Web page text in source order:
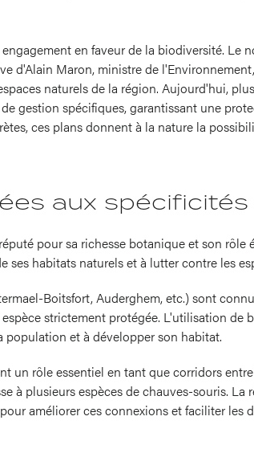
en faveur de la biodiversité. Le
d'Alain Maron, ministre de
naturels de la région. Aujourd'hui,
gestion spécifiques, garantissant une
ces plans donnent à la nature la
aux
pour sa richesse botanique et son
ses habitats naturels et à lutter contre les
Boitsfort, Auderghem, etc.) sont
strictement protégée. L'utilisation de
population et à développer son habitat.
un rôle essentiel en tant que corridors
à plusieurs espèces de chauves-souris.
améliorer ces connexions et faciliter les